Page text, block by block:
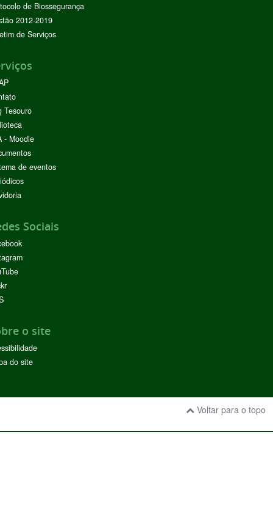
de Biossegurança
2012-2019
de Serviços
Tesouro
- Moodle
de eventos
Sociais
o site
do site
Voltar para o topo